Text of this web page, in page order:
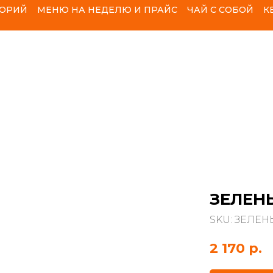
МЕНЮ НА НЕДЕЛЮ И ПРАЙС ЧАЙ С СОБОЙ
SKU:
2 170 р.